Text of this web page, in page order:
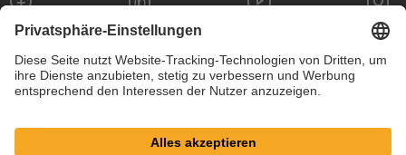
Datenschutz